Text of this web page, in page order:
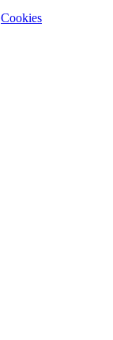
Cookies